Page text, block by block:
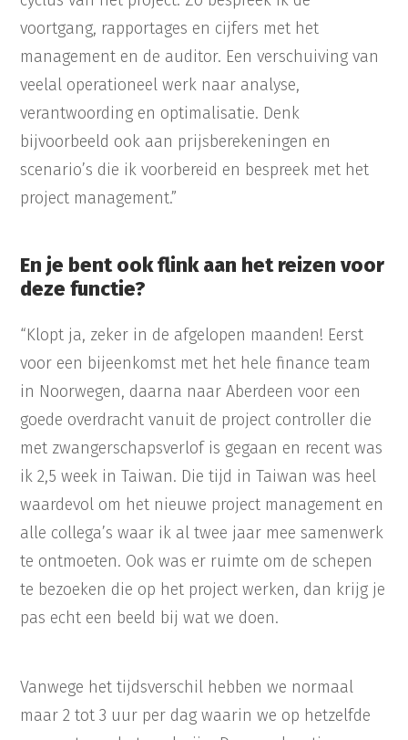
voortgang, rapportages en cijfers met het
management en de auditor. Een verschuiving van
veelal operationeel werk naar analyse,
verantwoording en optimalisatie. Denk
bijvoorbeeld ook aan prijsberekeningen en
scenario’s die ik voorbereid en bespreek met het
project management.”
En je bent ook flink aan het reizen voor
deze functie?
“Klopt ja, zeker in de afgelopen maanden! Eerst
voor een bijeenkomst met het hele finance team
in Noorwegen, daarna naar Aberdeen voor een
goede overdracht vanuit de project controller die
met zwangerschapsverlof is gegaan en recent was
ik 2,5 week in Taiwan. Die tijd in Taiwan was heel
waardevol om het nieuwe project management en
alle collega’s waar ik al twee jaar mee samenwerk
te ontmoeten. Ook was er ruimte om de schepen
te bezoeken die op het project werken, dan krijg je
pas echt een beeld bij wat we doen.
Vanwege het tijdsverschil hebben we normaal
maar 2 tot 3 uur per dag waarin we op hetzelfde